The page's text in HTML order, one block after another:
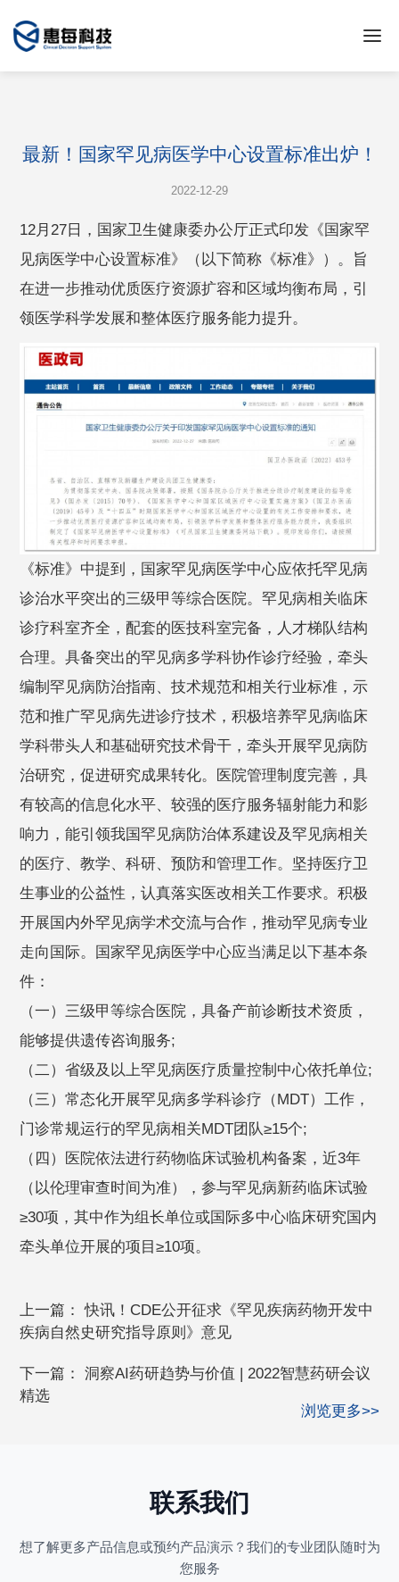
最新！国家罕见病医学中心设置标准出炉！
2022-12-29
12月27日，国家卫生健康委办公厅正式印发《国家罕
见病医学中心设置标准》（以下简称《标准》）。旨
在进一步推动优质医疗资源扩容和区域均衡布局，引
领医学科学发展和整体医疗服务能力提升。
《标准》中提到，国家罕见病医学中心应依托罕见病
诊治水平突出的三级甲等综合医院。罕见病相关临床
诊疗科室齐全，配套的医技科室完备，人才梯队结构
合理。具备突出的罕见病多学科协作诊疗经验，牵头
编制罕见病防治指南、技术规范和相关行业标准，示
范和推广罕见病先进诊疗技术，积极培养罕见病临床
学科带头人和基础研究技术骨干，牵头开展罕见病防
治研究，促进研究成果转化。医院管理制度完善，具
有较高的信息化水平、较强的医疗服务辐射能力和影
响力，能引领我国罕见病防治体系建设及罕见病相关
的医疗、教学、科研、预防和管理工作。坚持医疗卫
生事业的公益性，认真落实医改相关工作要求。积极
开展国内外罕见病学术交流与合作，推动罕见病专业
走向国际。国家罕见病医学中心应当满足以下基本条
件：
（一）三级甲等综合医院，具备产前诊断技术资质，
能够提供遗传咨询服务;
（二）省级及以上罕见病医疗质量控制中心依托单位;
（三）常态化开展罕见病多学科诊疗（MDT）工作，
门诊常规运行的罕见病相关MDT团队≥15个;
（四）医院依法进行药物临床试验机构备案，近3年
（以伦理审查时间为准），参与罕见病新药临床试验
≥30项，其中作为组长单位或国际多中心临床研究国内
牵头单位开展的项目≥10项。
上一篇：快讯！CDE公开征求《罕见疾病药物开发中
疾病自然史研究指导原则》意见
下一篇：洞察AI药研趋势与价值 | 2022智慧药研会议
精选
浏览更多>>
联系我们
想了解更多产品信息或预约产品演示？我们的专业团队随时为
您服务